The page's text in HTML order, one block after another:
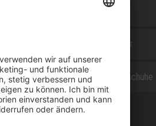
Zubehör
Berufsschuhe